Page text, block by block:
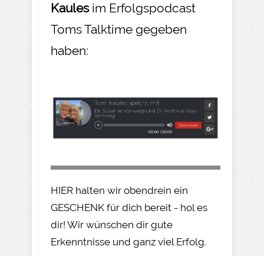
Kaulesim Erfolgspodcast
Toms Talktime gegeben
haben:
HIER halten wir obendrein ein
GESCHENK für dich bereit - hol es
dir! Wir wünschen dir gute
Erkenntnisse und ganz viel Erfolg.